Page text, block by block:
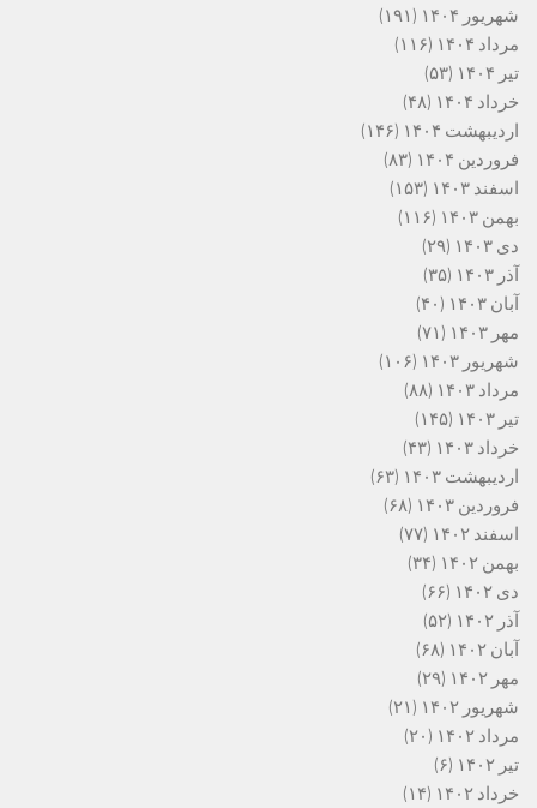
شهریور ۱۴۰۴
(۱۹۱)
مرداد ۱۴۰۴
(۱۱۶)
تیر ۱۴۰۴
(۵۳)
خرداد ۱۴۰۴
(۴۸)
اردیبهشت ۱۴۰۴
(۱۴۶)
فروردین ۱۴۰۴
(۸۳)
اسفند ۱۴۰۳
(۱۵۳)
بهمن ۱۴۰۳
(۱۱۶)
دی ۱۴۰۳
(۲۹)
آذر ۱۴۰۳
(۳۵)
آبان ۱۴۰۳
(۴۰)
مهر ۱۴۰۳
(۷۱)
شهریور ۱۴۰۳
(۱۰۶)
مرداد ۱۴۰۳
(۸۸)
تیر ۱۴۰۳
(۱۴۵)
خرداد ۱۴۰۳
(۴۳)
اردیبهشت ۱۴۰۳
(۶۳)
فروردین ۱۴۰۳
(۶۸)
اسفند ۱۴۰۲
(۷۷)
بهمن ۱۴۰۲
(۳۴)
دی ۱۴۰۲
(۶۶)
آذر ۱۴۰۲
(۵۲)
آبان ۱۴۰۲
(۶۸)
مهر ۱۴۰۲
(۲۹)
شهریور ۱۴۰۲
(۲۱)
مرداد ۱۴۰۲
(۲۰)
تیر ۱۴۰۲
(۶)
خرداد ۱۴۰۲
(۱۴)